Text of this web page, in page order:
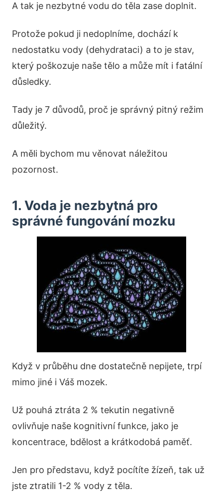
A tak je nezbytné vodu do těla zase doplnit.
Protože pokud ji nedoplníme, dochází k
nedostatku vody (dehydrataci) a to je stav,
který poškozuje naše tělo a může mít i fatální
důsledky.
Tady je 7 důvodů, proč je správný pitný režim
důležitý.
A měli bychom mu věnovat náležitou
pozornost.
1. Voda je nezbytná pro
správné fungování mozku
Když v průběhu dne dostatečně nepijete, trpí
mimo jiné i Váš mozek.
Už pouhá ztráta 2 % tekutin negativně
ovlivňuje naše kognitivní funkce, jako je
koncentrace, bdělost a krátkodobá paměť.
Jen pro představu, když pocítíte žízeň, tak už
jste ztratili 1-2 % vody z těla.